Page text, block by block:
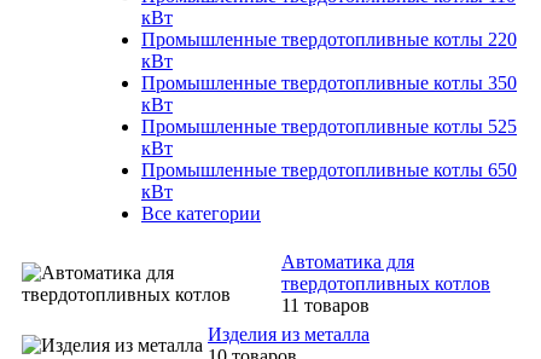
кВт
Промышленные твердотопливные котлы 220
кВт
Промышленные твердотопливные котлы 350
кВт
Промышленные твердотопливные котлы 525
кВт
Промышленные твердотопливные котлы 650
кВт
Все категории
Автоматика для
твердотопливных котлов
11 товаров
Изделия из металла